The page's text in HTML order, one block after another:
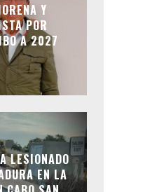
Y
POR
A 2027
LESIONADO
EN LA